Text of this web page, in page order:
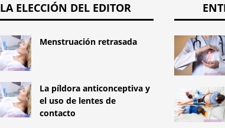
LA ELECCIÓN DEL EDITOR
Menstruación retrasada
La píldora anticonceptiva y
el uso de lentes de
contacto